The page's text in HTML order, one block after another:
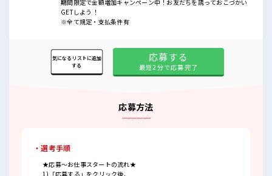
期間限定で金額増加キャンペーン中！お友だちを誘っておこづかい
GETしよう！
※全て規定・支払条件有
応募する
最短2分で応募完了
気になるリストに追加
する
応募方法
・選考手順
★応募～お仕事スタートの流れ★
1)「応募する」をクリック後、